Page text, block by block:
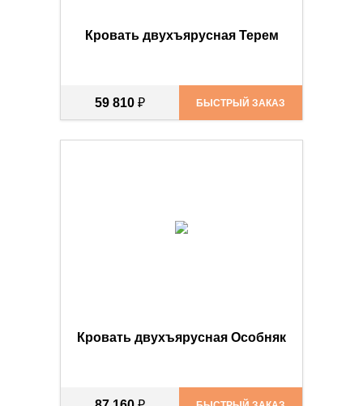
Кровать двухъярусная Терем
59 810 ₽ БЫСТРЫЙ ЗАКАЗ
Кровать двухъярусная Особняк